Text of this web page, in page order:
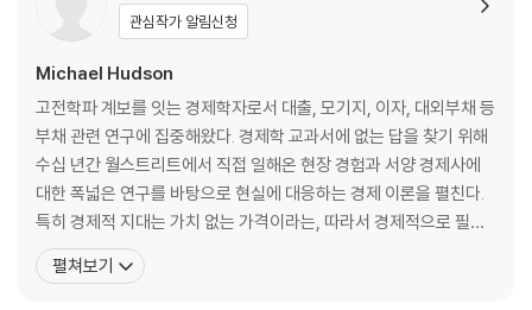
09_금융 엘리트들이 만든 왜곡된 역사와 경제학
10_달러 헤게모니, ‘종이 금’을 만드는 특권
11_화폐와 토지를 공공재 취급하는 나라를 겨냥한 전쟁
PART 03_대안은 있다
12_가치와 지대, 의제자본의 고전적 개념 부활
13_과두집단을 제어할 만큼 강한 정부와의 전쟁
옮긴이의 말_문명의 미래를 결정할 새로운 대결
관심작가 알림신청
Michael Hudson
고전학파 계보를 잇는 경제학자로서 대출, 모기지, 이자, 대외부채 등
부채 관련 연구에 집중해왔다. 경제학 교과서에 없는 답을 찾기 위해
수십 년간 월스트리트에서 직접 일해온 현장 경험과 서양 경제사에
대한 폭넓은 연구를 바탕으로 현실에 대응하는 경제 이론을 펼친다.
특히 경제적 지대는 가치 없는 가격이라는, 따라서 경제적으로 필수
적인 생산 비용이 없는 소득이라는 고전파 정치경제학의 개념을 되살
려 2008년 미국 내 악성 주택담보대출 위기와 금융 붕괴를 경고하
펼쳐보기